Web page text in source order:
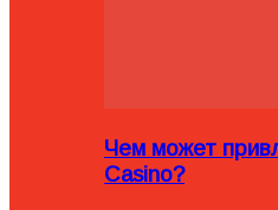
Чем может
Casino?